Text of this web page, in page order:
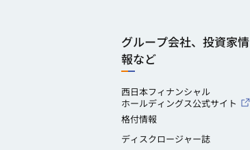
グループ会社、投資家情
報など
西日本フィナンシャル
ホールディングス公式サイト
格付情報
ディスクロージャー誌